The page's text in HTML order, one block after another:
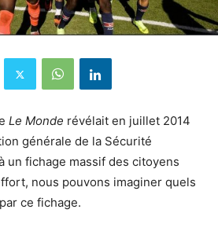
Le Monde révélait en juillet 2014
générale de la Sécurité
un fichage massif des citoyens
nous pouvons imaginer quels
ce fichage.